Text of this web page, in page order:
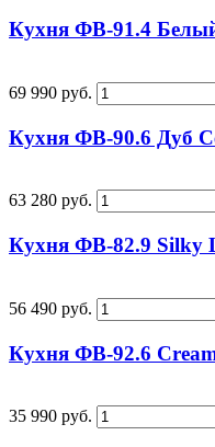
Кухня ФВ-91.4
69 990 руб.
Кухня ФВ-90.6 Дуб
63 280 руб.
Кухня ФВ-82.9 Silky
56 490 руб.
Кухня ФВ-92.6
35 990 руб.